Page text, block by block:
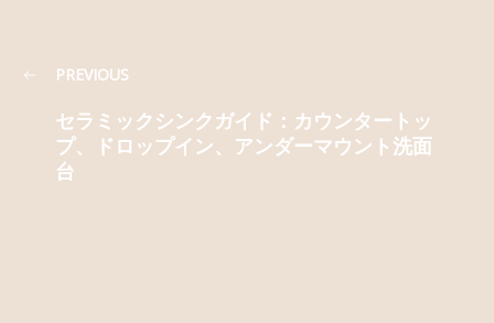
PREVIOUS
セラミックシンクガイド：カウンタートッ
プ、ドロップイン、アンダーマウント洗面
台